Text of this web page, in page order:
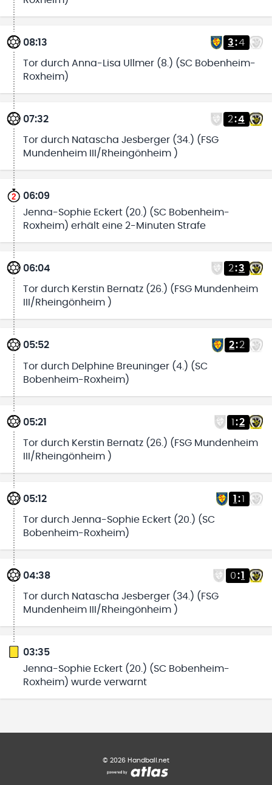
08:13 3:4
Tor durch Anna-Lisa Ullmer (8.) (SC Bobenheim-
Roxheim)
07:32 2:4
Tor durch Natascha Jesberger (34.) (FSG
Mundenheim III/Rheingönheim )
06:09
Jenna-Sophie Eckert (20.) (SC Bobenheim-
Roxheim) erhält eine 2-Minuten Strafe
06:04 2:3
Tor durch Kerstin Bernatz (26.) (FSG Mundenheim
III/Rheingönheim )
05:52 2:2
Tor durch Delphine Breuninger (4.) (SC
Bobenheim-Roxheim)
05:21 1 :2
Tor durch Kerstin Bernatz (26.) (FSG Mundenheim
III/Rheingönheim )
05:12 1 :1
Tor durch Jenna-Sophie Eckert (20.) (SC
Bobenheim-Roxheim)
04:38 0:1
Tor durch Natascha Jesberger (34.) (FSG
Mundenheim III/Rheingönheim )
03:35
Jenna-Sophie Eckert (20.) (SC Bobenheim-
Roxheim) wurde verwarnt
© 2026 Handball.net